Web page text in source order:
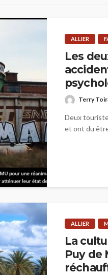
ALLIER
Les
Terry
Deux
et ont du
ALLIER
La
Puy de